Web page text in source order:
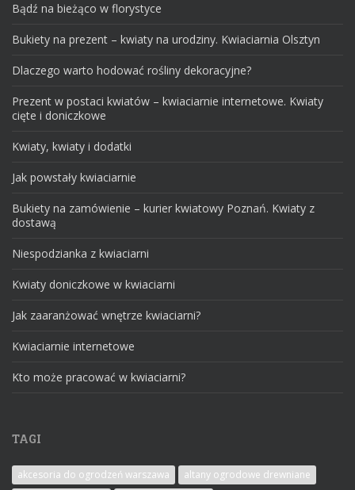
Bądź na bieżąco w florystyce
Bukiety na prezent – kwiaty na urodziny. Kwiaciarnia Olsztyn
Dlaczego warto hodować rośliny dekoracyjne?
Prezent w postaci kwiatów – kwiaciarnie internetowe. Kwiaty
cięte i doniczkowe
Kwiaty, kwiaty i dodatki
Jak powstały kwiaciarnie
Bukiety na zamówienie – kurier kwiatowy Poznań. Kwiaty z
dostawą
Niespodzianka z kwiaciarni
Kwiaty doniczkowe w kwiaciarni
Jak zaaranżować wnętrze kwiaciarni?
Kwiaciarnie internetowe
Kto może pracować w kwiaciarni?
TAGI
akcesoria do ogrodzeń warszawa
altany ogrodowe drewniane